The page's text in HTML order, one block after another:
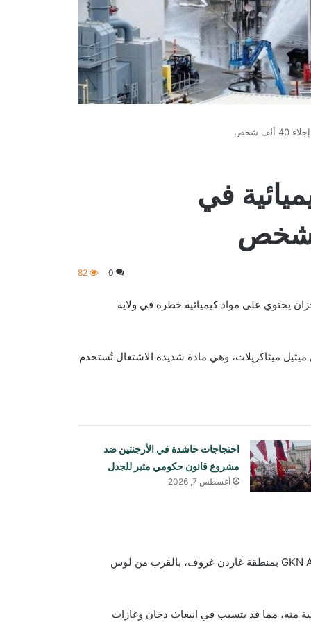
شخص
في
0
82
خزان يحتوي على مواد كيميائية خطرة في ولاية
إلى أن الخزان كان يحتوي على حوالي 26,500 لتر من ميثيل ميثاكريلات، وهي مادة شديدة الاشتعال تُستخدم
احتجاجات حاشدة في الأرجنتين ضد
مشروع قانون حكومي مثير للجدل
أغسطس 7, 2026
أفاد مسؤولون أمريكيون أن الخزان يقع في مصنع شركة GKN Aerospace بمنطقة غاردن غروف، بالقرب من لوس
منه، مما قد يتسبب في انبعاث دخان وغازات